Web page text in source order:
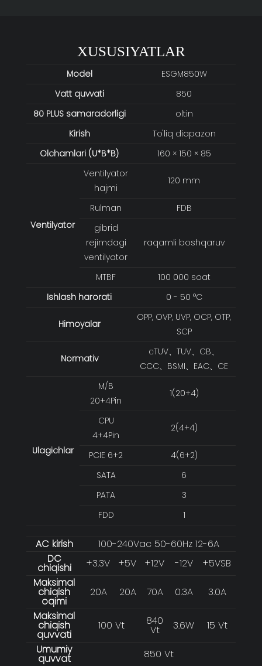
XUSUSIYATLAR
Model
ESGM850W
Vatt quvvati
850
80 PLUS samaradorligi
oltin
Kirish
To'liq diapazon
Olchamlari (U*B*B)
160 × 150 × 85
Ventilyator
Ventilyator
hajmi
120 mm
Rulman
FDB
gibrid
rejimdagi
ventilyator
raqamli boshqaruv
MTBF
100 000 soat
Ishlash harorati
0 - 50 °C
Himoyalar
OPP, OVP, UVP, OCP, OTP,
SCP
Normativ
cTUV、TUV、CB、
CCC、BSMI、EAC、CE
Ulagichlar
M/B
20+4Pin
1(20+4)
CPU
4+4Pin
2(4+4)
PCIE 6+2
4(6+2)
SATA
6
PATA
3
FDD
1
AC kirish
100-240Vac 50-60Hz 12-6A
DC
chiqishi +3.3V +5V +12V -12V
+5VSB
Maksimal
chiqish
oqimi
20A 20A 70A 0.3A
3.0A
Maksimal
chiqish
quvvati
100 Vt 840
Vt 3.6W
15 Vt
Umumiy
quvvat 850 Vt